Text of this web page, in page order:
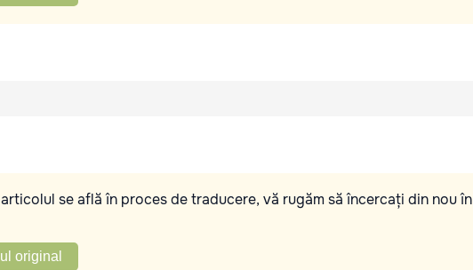
se află în proces de traducere, vă rugăm să încercați din nou în
original